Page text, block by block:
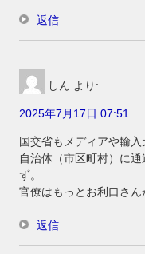
返信
しん より:
2025年7月17日 07:51
国交省もメディアや輸
自治体（市区町村）に
ず。
官僚はもっとお利口さん
返信